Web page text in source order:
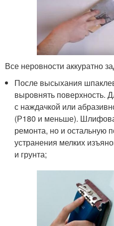
Все неровности аккуратно
После высыхания
выровнять поверхность.
с наждачкой или
(Р180 и меньше).
ремонта, но и остальную
устранения мелких
и грунта;